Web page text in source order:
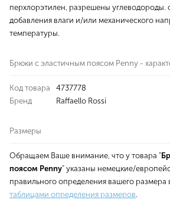
перхлорэтилен, разрешены углеводороды.
добавления влаги и/или механического
температуры.
Брюки с эластичным поясом Penny -
Код товара
4737778
Бренд
Raffaello Rossi
Размеры
Обращаем Ваше внимание, что у товара "
поясом Penny" указаны немецкие/
правильного определения вашего размера
таблицами определения размеров.